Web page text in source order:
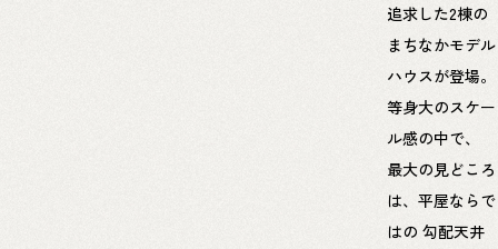
追求した2棟の
まちなかモデル
ハウスが登場。
等身大のスケー
ル感の中で、
最大の見どころ
は、平屋ならで
はの 勾配天井